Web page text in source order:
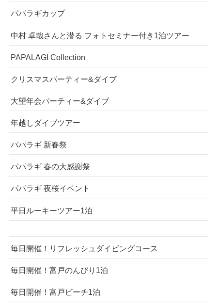
パパラギカップ
中村 卓哉さんと潜る フォトセミナー付き1泊ツアー
PAPALAGI Collection
クリスマスパーティー&ダイブ
大望年会パーティー&ダイブ
年越しダイブツアー
パパラギ 新春祭
パパラギ 春の大感謝祭
パパラギ 夜桜イベント
平日ルーキーツアー1泊
毎日開催！リフレッシュダイビングコース
毎日開催！富戸のんびり1泊
毎日開催！富戸ビーチ1泊